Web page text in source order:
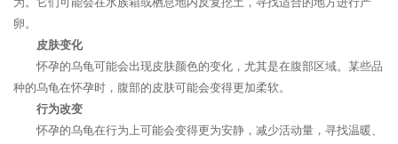
卵。
皮肤变化
怀孕的乌龟可能会出现皮肤颜色的变化，尤其是在腹部区域。某些品
种的乌龟在怀孕时，腹部的皮肤可能会变得更加柔软。
行为改变
怀孕的乌龟在行为上可能会变得更为安静，减少活动量，寻找温暖、